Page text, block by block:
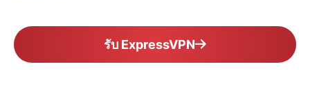
รับ ExpressVPN